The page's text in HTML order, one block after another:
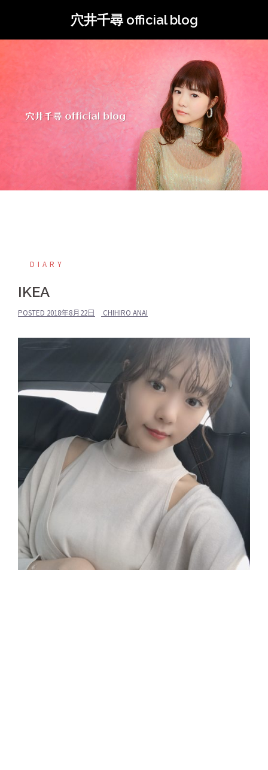
テ
穴井千尋 official blog
DIARY
IKEA
POSTED 2018年8月22日 CHIHIRO ANAI